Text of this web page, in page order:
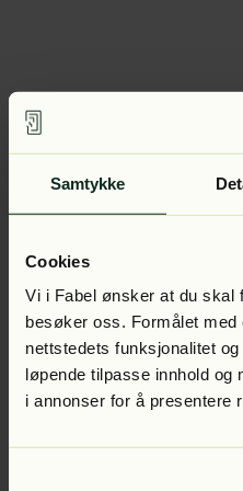
Samtykke
Cookies
Vi i Fabel ønsker at du skal
besøker oss. Formålet
nettstedets funksjonalitet
løpende tilpasse innhold og
i annonser for å presentere